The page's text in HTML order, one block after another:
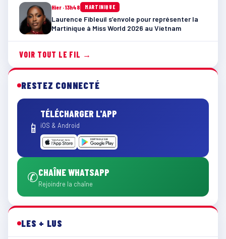
Hier · 13h48 MARTINIQUE
Laurence Fibleuil s’envole pour représenter la
Martinique à Miss World 2026 au Vietnam
VOIR TOUT LE FIL →
RESTEZ CONNECTÉ
📱
TÉLÉCHARGER L'APP
iOS & Android
✆CHAÎNE WHATSAPP
Rejoindre la chaîne
LES + LUS